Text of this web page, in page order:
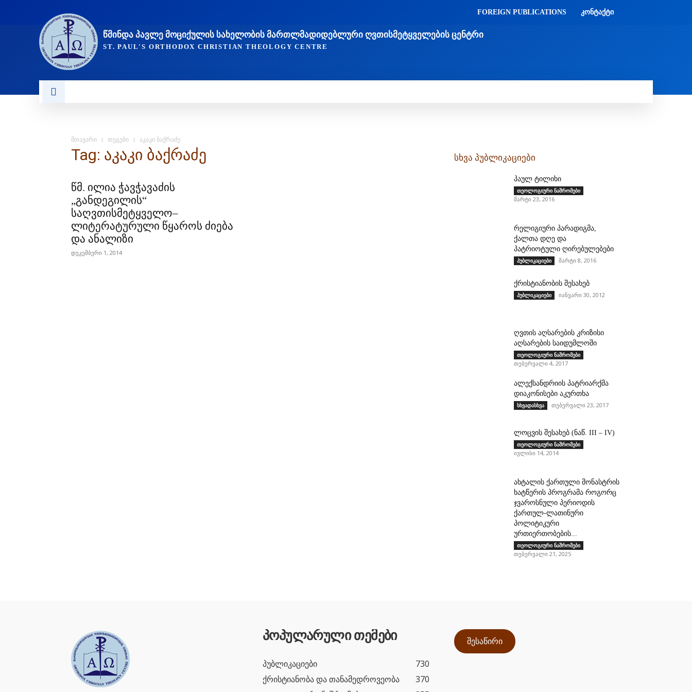
FOREIGN PUBLICATIONS ᲙᲝᲜᲢᲐᲥᲢᲘ
ᲬᲛᲘᲜᲓᲐ ᲞᲐᲕᲚᲔ ᲛᲝᲪᲘᲥᲣᲚᲘᲡ ᲡᲐᲮᲔᲚᲝᲑᲘᲡ ᲛᲐᲠᲗᲚᲛᲐᲓᲘᲓᲔᲑᲚᲣᲠᲘ ᲦᲕᲗᲘᲡᲛᲔᲢᲧᲕᲔᲚᲔᲑᲘᲡ ᲪᲔᲜᲢᲠᲘ
ST. PAUL'S ORTHODOX CHRISTIAN THEOLOGY CENTRE
მთავარი თეგები აკაკი ბაქრაძე
Tag: აკაკი ბაქრაძე
წმ. ილია ჭავჭავაძის
„განდეგილის“
საღვთისმეტყველო–
ლიტერატურული წყაროს ძიება
და ანალიზი
დეკემბერი 1, 2014
სხვა პუბლიკაციები
პაულ ტილიხი
თეოლოგიური ნაშრომები
მარტი 23, 2016
რელიგიური პარადიგმა,
ქალთა დღე და
პატრიოტული ღირებულებები
პუბლიკაციები მარტი 8, 2016
ქრისტიანობის შესახებ
პუბლიკაციები იანვარი 30, 2012
ღვთის აღსარების კრიზისი
აღსარების საიდუმლოში
თეოლოგიური ნაშრომები
თებერვალი 4, 2017
ალექსანდრიის პატრიარქმა
დიაკონისები აკურთხა
სხვადასხვა თებერვალი 23, 2017
ლოცვის შესახებ (ნაწ. III – IV)
თეოლოგიური ნაშრომები
ივლისი 14, 2014
ახტალის ქართული მონასტრის
ხატწერის პროგრამა როგორც
ჯვაროსნული პერიოდის
ქართულ-ლათინური
პოლიტიკური
ურთიერთობების...
თეოლოგიური ნაშრომები
თებერვალი 21, 2025
პოპულარული თემები
პუბლიკაციები
730
ქრისტიანობა და თანამედროვეობა
370
შესაწირი